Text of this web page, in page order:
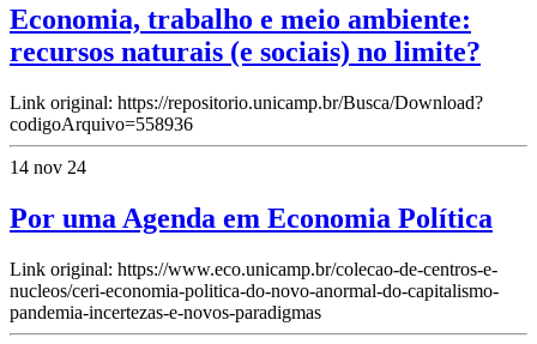
Economia, trabalho e meio ambiente:
recursos naturais (e sociais) no limite?
Link original: https://repositorio.unicamp.br/Busca/Download?
codigoArquivo=558936
14 nov 24
Por uma Agenda em Economia Política
Link original: https://www.eco.unicamp.br/colecao-de-centros-e-
nucleos/ceri-economia-politica-do-novo-anormal-do-capitalismo-
pandemia-incertezas-e-novos-paradigmas